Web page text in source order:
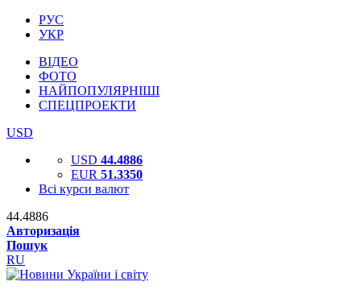
РУС
УКР
ВІДЕО
ФОТО
НАЙПОПУЛЯРНІШІ
СПЕЦПРОЕКТИ
USD
USD 44.4886
EUR 51.3350
Всі курси валют
44.4886
Авторизація
Пошук
RU